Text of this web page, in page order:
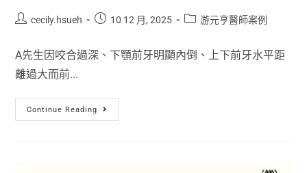
cecily.hsueh 10 12 月, 2025 游元亨醫師案例
A先生因咬合過深、下顎前牙明顯內倒、上下前牙水平距
離過大而前...
Continue Reading